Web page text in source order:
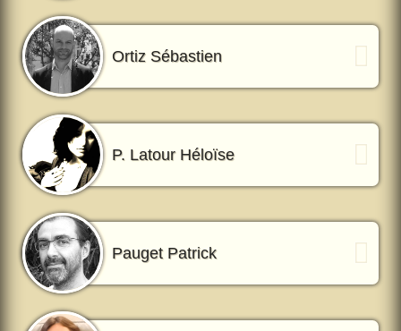
Ortiz Sébastien
P. Latour Héloïse
Pauget Patrick